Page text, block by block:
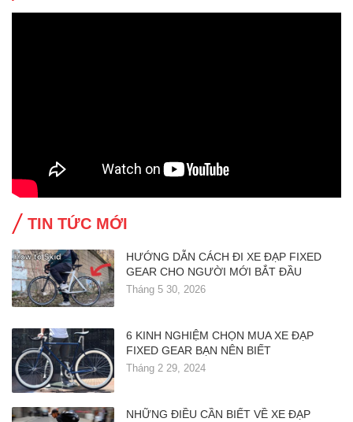
TIN TỨC MỚI
HƯỚNG DẪN CÁCH ĐI XE ĐẠP FIXED
GEAR CHO NGƯỜI MỚI BẮT ĐẦU
Tháng 5 30, 2026
6 KINH NGHIỆM CHỌN MUA XE ĐẠP
FIXED GEAR BẠN NÊN BIẾT
Tháng 2 29, 2024
NHỮNG ĐIỀU CẦN BIẾT VỀ XE ĐẠP